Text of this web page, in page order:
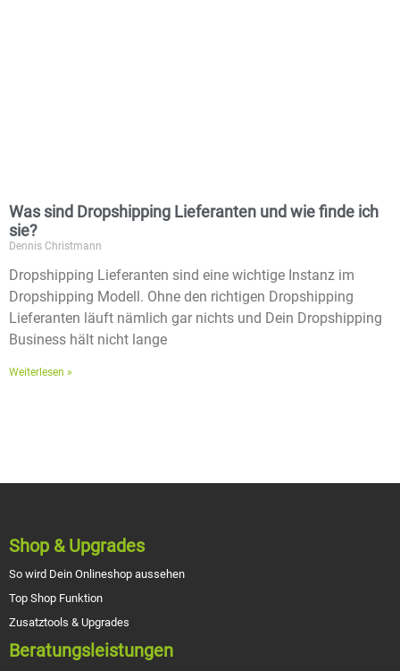
Was sind Dropshipping Lieferanten und wie finde ich
sie?
Dennis Christmann
Dropshipping Lieferanten sind eine wichtige Instanz im
Dropshipping Modell. Ohne den richtigen Dropshipping
Lieferanten läuft nämlich gar nichts und Dein Dropshipping
Business hält nicht lange
Weiterlesen »
Shop & Upgrades
So wird Dein Onlineshop aussehen
Top Shop Funktion
Zusatztools & Upgrades
Beratungsleistungen